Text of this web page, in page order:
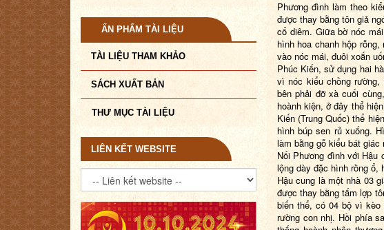
ẤN PHẨM TÀI LIỆU
TÀI LIỆU THAM KHẢO
SÁCH XUẤT BẢN
THƯ MỤC TÀI LIỆU
LIÊN KẾT WEBSITE
Phương đình làm theo
được thay bằng tôn giả
cổ diêm. Giữa bờ nóc
hình hoa chanh hộp
vào nóc mái, đuôi xoắn
Phúc Kiến, sử dụng hai
vì nóc kiểu chồng
bên phải đỡ xà cuối
hoành kiện, ở đây thể
Kiến (Trung Quốc) thể
hình búp sen rủ xuống.
làm bằng gỗ kiểu bát
Nối Phương đình với Hậu
lộng dày đặc hình rồng ổ,
Hậu cung là một nhà 03
được thay bằng tấm lợp
biến thể, có 04 bộ vì kèo
rường con nhị. Hồi phía